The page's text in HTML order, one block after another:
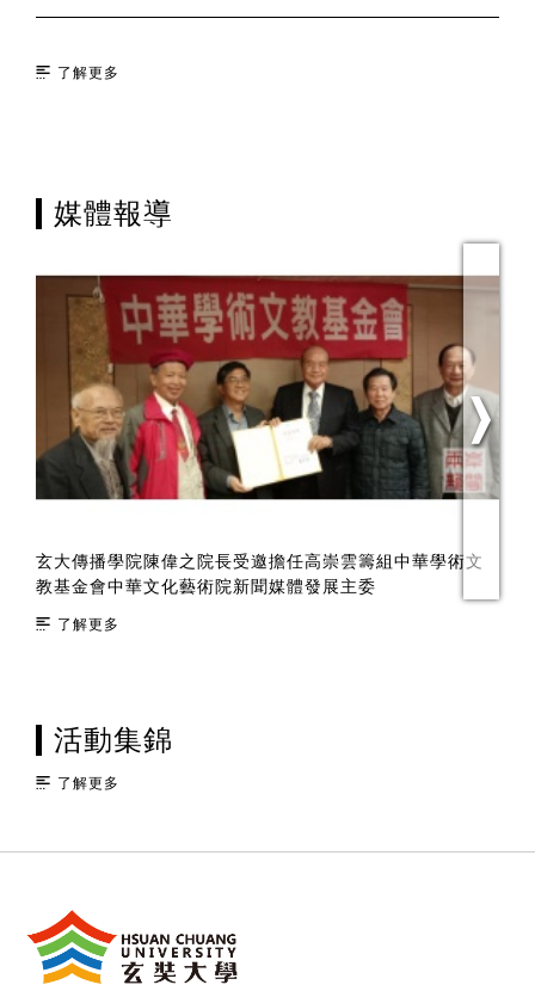
了解更多
媒體報導
玄大傳播學院陳偉之院長受邀擔任高崇雲籌組中華學術文
教基金會中華文化藝術院新聞媒體發展主委
了解更多
活動集錦
了解更多